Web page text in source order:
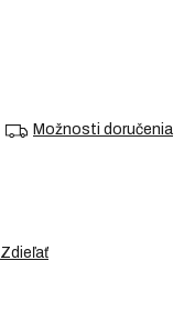
Možnosti doručenia
Zdieľať